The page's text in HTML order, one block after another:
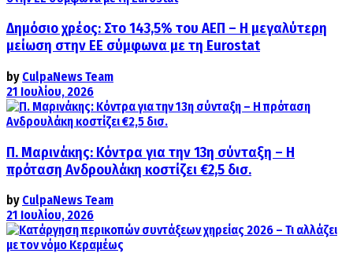
Δημόσιο χρέος: Στο 143,5% του ΑΕΠ – Η μεγαλύτερη
μείωση στην ΕΕ σύμφωνα με τη Eurostat
by CulpaNews Team
21 Ιουλίου, 2026
Π. Μαρινάκης: Κόντρα για την 13η σύνταξη – Η
πρόταση Ανδρουλάκη κοστίζει €2,5 δισ.
by CulpaNews Team
21 Ιουλίου, 2026